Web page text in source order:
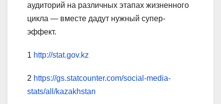
аудиторий на различных этапах жизненного
цикла — вместе дадут нужный супер-
эффект.
1 http://stat.gov.kz
2 https://gs.statcounter.com/social-media-
stats/all/kazakhstan